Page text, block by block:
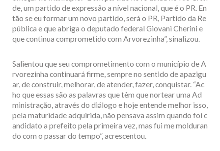
de, um partido de expressão a nível nacional, que é o PR. En
tão se eu formar um novo partido, será o PR, Partido da Re
pública e que abriga o deputado federal Giovani Cherini e
que continua comprometido com Arvorezinha”, sinalizou.
Salientou que seu comprometimento com o município de A
rvorezinha continuará firme, sempre no sentido de apazigu
ar, de construir, melhorar, de atender, fazer, conquistar. “Ac
ho que essas são as palavras que têm que nortear uma Ad
ministração, através do diálogo e hoje entende melhor isso,
pela maturidade adquirida, não pensava assim quando foi c
andidato a prefeito pela primeira vez, mas fui me molduran
do com o passar do tempo”, acrescentou.